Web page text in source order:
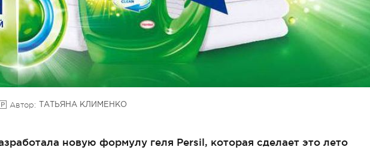
Автор: ТАТЬЯНА КЛИМЕНКО
новую формулу геля Persil, которая сделает это лето